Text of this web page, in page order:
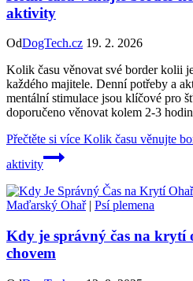
aktivity
OdDogTech.cz 19. 2. 2026
Kolik času věnovat své border kolii
každého majitele. Denní potřeby a
mentální stimulace jsou klíčové pro
doporučeno věnovat kolem 2-3
Přečtěte si více Kolik času věnujte
aktivity
Maďarský Ohař| Psí plemena
Kdy je správný čas na krytí
chovem